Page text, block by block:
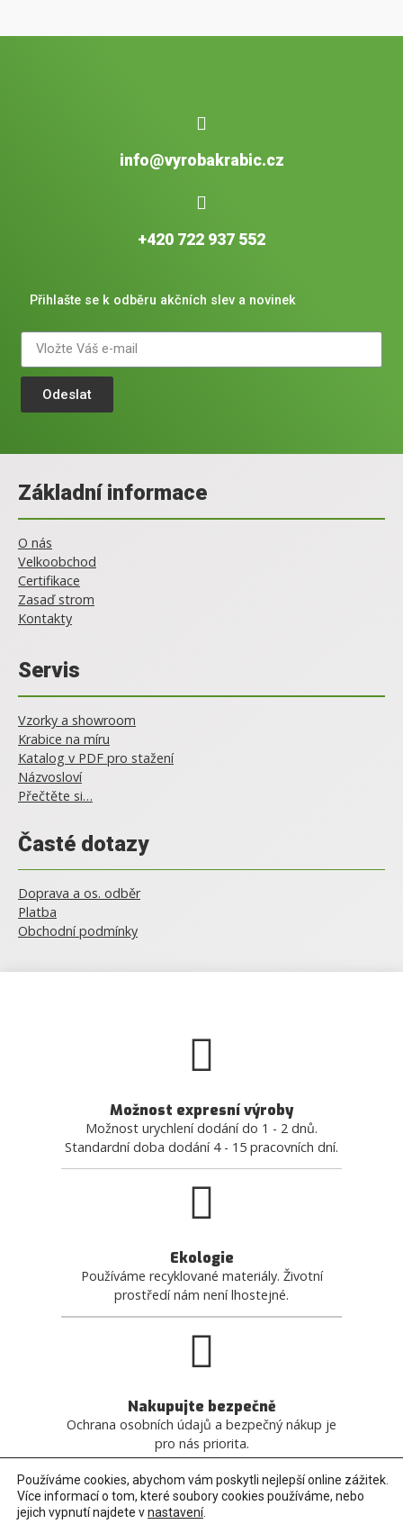
info@vyrobakrabic.cz
+420 722 937 552
Přihlašte se k odběru akčních slev a novinek
Odeslat
Základní informace
O nás
Velkoobchod
Certifikace
Zasaď strom
Kontakty
Servis
Vzorky a showroom
Krabice na míru
Katalog v PDF pro stažení
Názvosloví
Přečtěte si…
Časté dotazy
Doprava a os. odběr
Platba
Obchodní podmínky
Možnost expresní výroby
Možnost urychlení dodání do 1 - 2 dnů.
Standardní doba dodání 4 - 15 pracovních dní.
Ekologie
Používáme recyklované materiály. Životní
prostředí nám není lhostejné.
Nakupujte bezpečně
Ochrana osobních údajů a bezpečný nákup je
pro nás priorita.
Používáme cookies, abychom vám poskytli nejlepší online zážitek.
Více informací o tom, které soubory cookies používáme, nebo
jejich vypnutí najdete vnastavení.